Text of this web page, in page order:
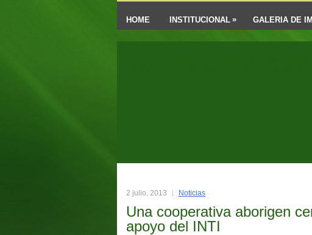
HOME INSTITUCIONAL » GALERIA DE
Futuro
2 julio, 2013 Noticias
Una cooperativa aborigen
apoyo del INTI